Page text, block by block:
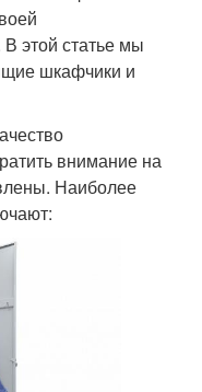
этой статье мы
шкафчики и
внимание на
Наиболее